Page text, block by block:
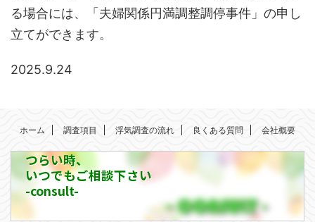
る場合には、「夫婦関係円満調整調停事件」の申し
立てができます。
2025.9.24
ホーム 調査項目 浮気調査の流れ 良くある質問 会社概要
つらい時、
いつでもご相談下さい
-consult-